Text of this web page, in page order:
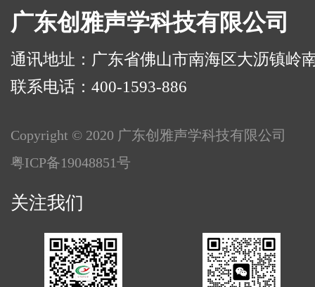
广东创雅声学科技有限公司
通讯地址：广东省佛山市南海区大沥镇岭
联系电话：400-1593-886
Copyright © 2020 广东创雅声学科技有限公司
粤ICP备19048851号
关注我们